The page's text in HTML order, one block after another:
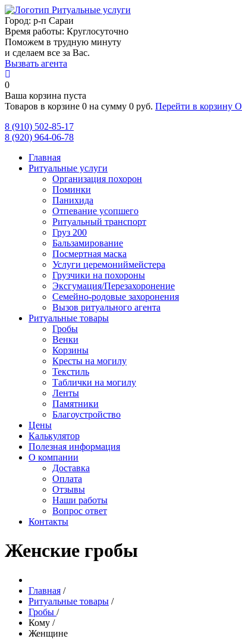
Город: р-п Сараи
Время работы: Круглосуточно
Поможем в трудную минуту
и сделаем все за Вас.
Вызвать агента
0
Ваша корзина пуста
Товаров в корзине 0 на сумму 0 руб. Перейти в корзину
8 (910) 502-85-17
8 (920) 964-06-78
Главная
Ритуальные услуги
Организация похорон
Поминки
Панихида
Отпевание усопшего
Ритуальный транспорт
Груз 200
Бальзамирование
Посмертная маска
Услуги церемониймейстера
Грузчики на похороны
Эксгумация/Перезахоронение
Семейно-родовые захоронения
Вызов ритуального агента
Ритуальные товары
Гробы
Венки
Корзины
Кресты на могилу
Текстиль
Таблички на могилу
Ленты
Памятники
Благоустройство
Цены
Калькулятор
Полезная информация
О компании
Доставка
Оплата
Отзывы
Наши работы
Вопрос ответ
Контакты
Женские гробы
Главная /
Ритуальные товары /
Гробы /
Кому /
Женщине